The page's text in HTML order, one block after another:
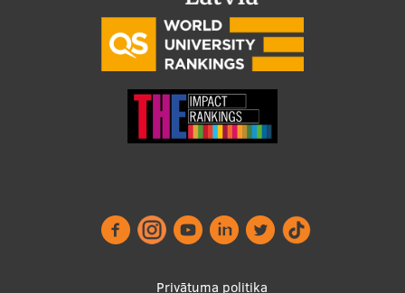
Privātuma politika